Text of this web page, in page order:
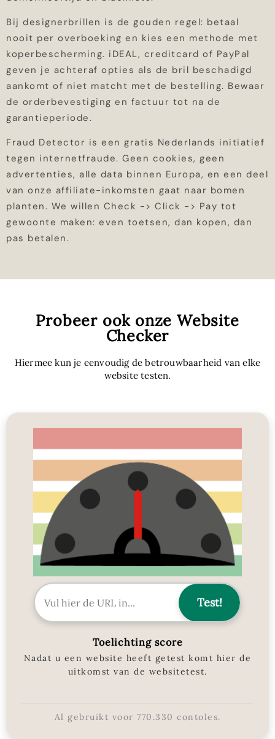
Bij designerbrillen is de gouden regel: betaal
nooit per overboeking en kies een methode met
koperbescherming. iDEAL, creditcard of PayPal
geven je achteraf opties als de bril beschadigd
aankomt of niet matcht met de bestelling. Bewaar
de orderbevestiging en factuur tot na de
garantieperiode.
Fraud Detector is een gratis Nederlands initiatief
tegen internetfraude. Geen cookies, geen
advertenties, alle data binnen Europa, en een deel
van onze affiliate-inkomsten gaat naar bomen
planten. We willen Check -> Click -> Pay tot
gewoonte maken: even toetsen, dan kopen, dan
pas betalen.
Probeer ook onze Website
Checker
Hiermee kun je eenvoudig de betrouwbaarheid van elke
website testen.
Toelichting score
Nadat u een website heeft getest komt hier de
uitkomst van de websitetest.
Al gebruikt voor 770.330 contoles.